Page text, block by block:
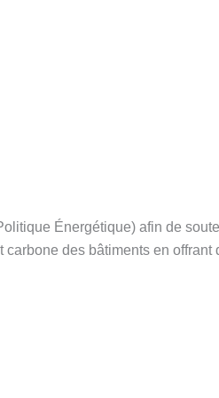
Énergétique) afin de
des bâtiments en